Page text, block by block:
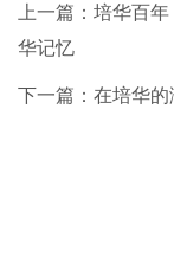
上一篇： 培华百年
华记忆
下一篇： 在培华的